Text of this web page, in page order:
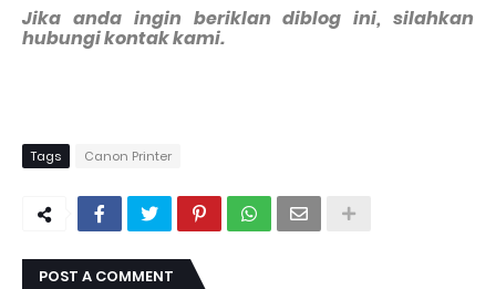
Jika anda ingin beriklan diblog ini, silahkan
hubungi kontak kami.
Tags Canon Printer
POST A COMMENT